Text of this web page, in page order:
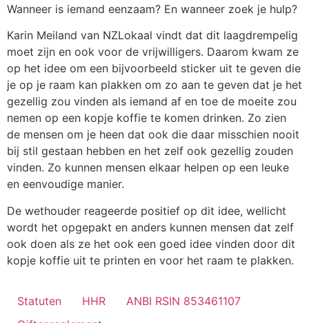
Wanneer is iemand eenzaam? En wanneer zoek je hulp?
Karin Meiland van NZLokaal vindt dat dit laagdrempelig
moet zijn en ook voor de vrijwilligers. Daarom kwam ze
op het idee om een bijvoorbeeld sticker uit te geven die
je op je raam kan plakken om zo aan te geven dat je het
gezellig zou vinden als iemand af en toe de moeite zou
nemen op een kopje koffie te komen drinken. Zo zien
de mensen om je heen dat ook die daar misschien nooit
bij stil gestaan hebben en het zelf ook gezellig zouden
vinden. Zo kunnen mensen elkaar helpen op een leuke
en eenvoudige manier.
De wethouder reageerde positief op dit idee, wellicht
wordt het opgepakt en anders kunnen mensen dat zelf
ook doen als ze het ook een goed idee vinden door dit
kopje koffie uit te printen en voor het raam te plakken.
Statuten HHR
ANBI RSIN 853461107